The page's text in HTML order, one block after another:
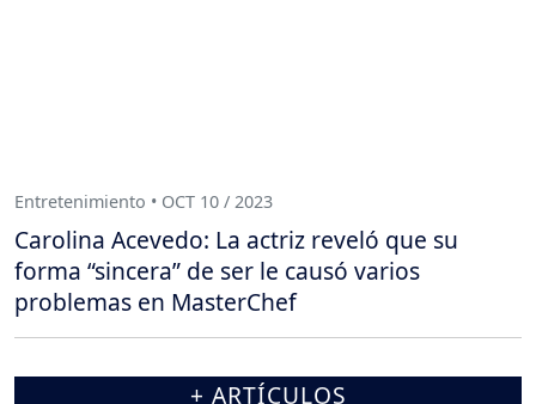
Entretenimiento • OCT 10 / 2023
Carolina Acevedo: La actriz reveló que su
forma “sincera” de ser le causó varios
problemas en MasterChef
+ ARTÍCULOS